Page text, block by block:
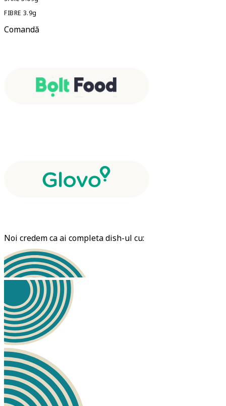
FIBRE 3.9g
Comandă
Noi credem ca ai completa dish-ul cu: